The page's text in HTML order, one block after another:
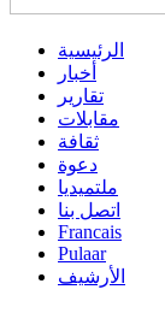
الرئيسية
أخبار
تقارير
مقابلات
ثقافة
دعوة
ملتميديا
اتصل بنا
Francais
Pulaar
الأرشيف